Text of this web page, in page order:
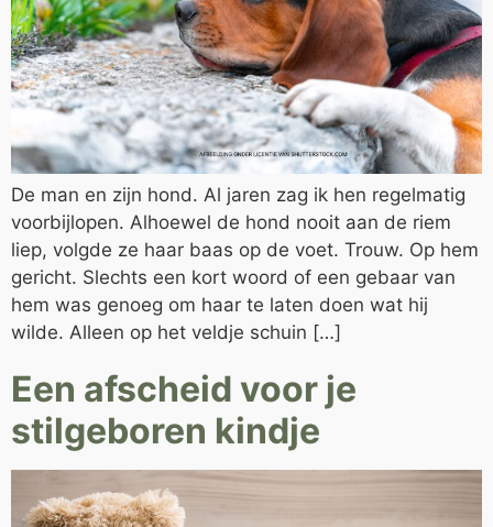
De man en zijn hond. Al jaren zag ik hen regelmatig
voorbijlopen. Alhoewel de hond nooit aan de riem
liep, volgde ze haar baas op de voet. Trouw. Op hem
gericht. Slechts een kort woord of een gebaar van
hem was genoeg om haar te laten doen wat hij
wilde. Alleen op het veldje schuin […]
Een afscheid voor je
stilgeboren kindje